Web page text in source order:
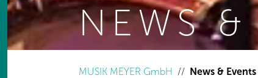
NEWS
MUSIK MEYER GmbH
News & Events